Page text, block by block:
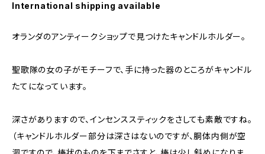
International shipping available
オランダのアンティークショップで見つけたキャンドルホルダー。
聖歌隊の女の子がモチーフで、手に持った器のところがキャンドル
たてになっています。
深さがありますので、インセンススティックをさしても素敵ですね。
（キャンドルホルダー部分は深さはないのですが、胴体内側が空